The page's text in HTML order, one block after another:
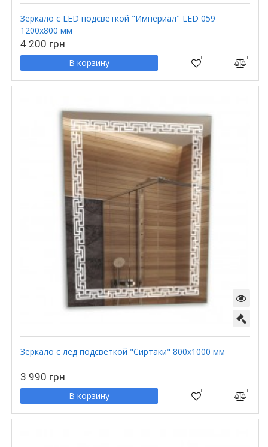
Зеркало с LED подсветкой "Империал" LED 059
1200х800 мм
4 200 грн
В корзину
Зеркало с лед подсветкой "Сиртаки" 800х1000 мм
3 990 грн
В корзину